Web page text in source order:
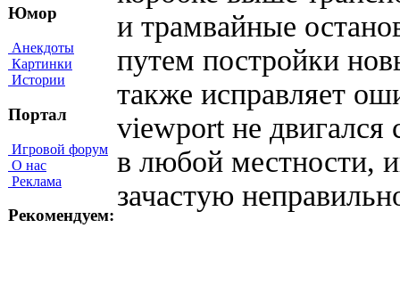
Юмор
Анекдоты
Картинки
Истории
Портал
Игровой форум
О нас
Реклама
Рекомендуем:
и трамвайные
путем постройки
также исправляет
viewport не
в любой местности,
зачастую